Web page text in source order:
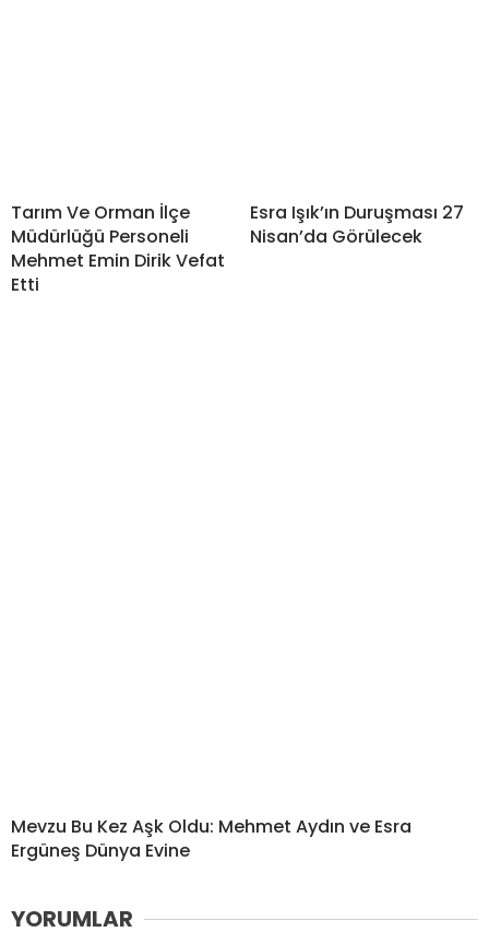
Tarım Ve Orman İlçe
Müdürlüğü Personeli
Mehmet Emin Dirik Vefat
Etti
Esra Işık’ın Duruşması 27
Nisan’da Görülecek
Mevzu Bu Kez Aşk Oldu: Mehmet Aydın ve Esra
Ergüneş Dünya Evine
YORUMLAR